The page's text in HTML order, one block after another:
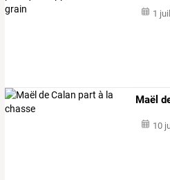
1
Maël
10